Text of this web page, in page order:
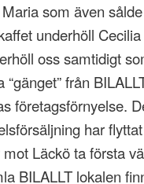
som även
underhöll
oss samtidigt
“gänget” från
företagsförnyelse.
har
mot Läckö ta första
BILALLT lokalen